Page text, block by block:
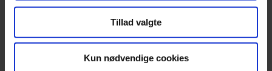
Tillad valgte
Kun nødvendige cookies
Pressemeddelelse
Nyt fra Glaseksperten